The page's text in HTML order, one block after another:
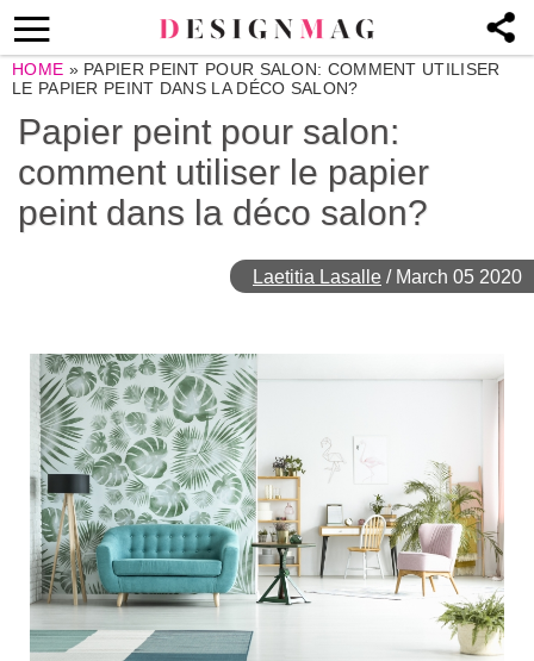
HOME » PAPIER PEINT POUR SALON: COMMENT UTILISER
LE PAPIER PEINT DANS LA DÉCO SALON?
Papier peint pour salon:
comment utiliser le papier
peint dans la déco salon?
Laetitia Lasalle / March 05 2020